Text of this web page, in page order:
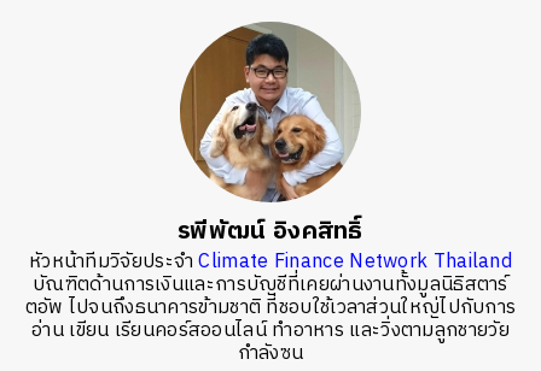
รพีพัฒน์ อิงคสิทธิ์
หัวหน้าทีมวิจัยประจำClimate Finance Network Thailand
บัณฑิตด้านการเงินและการบัญชีที่เคยผ่านงานทั้งมูลนิธิสตาร์
ตอัพ ไปจนถึงธนาคารข้ามชาติ ที่ชอบใช้เวลาส่วนใหญ่ไปกับการ
อ่าน เขียน เรียนคอร์สออนไลน์ ทำอาหาร และวิ่งตามลูกชายวัย
กำลังซน